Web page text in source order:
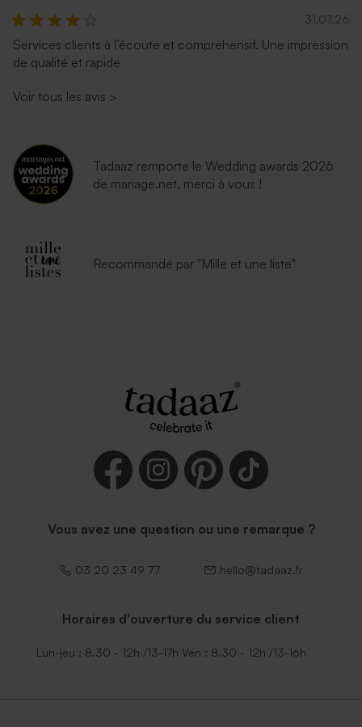
31.07.26
Services clients à l’écoute et compréhensif. Une impression
de qualité et rapide
Voir tous les avis >
Tadaaz remporte le Wedding awards 2026
de mariage.net, merci à vous !
Recommandé par "Mille et une liste"
Vous avez une question ou une remarque ?
03 20 23 49 77 hello@tadaaz.fr
Horaires d'ouverture du service client
Lun-jeu : 8.30 - 12h /13-17h Ven : 8.30 - 12h /13-16h